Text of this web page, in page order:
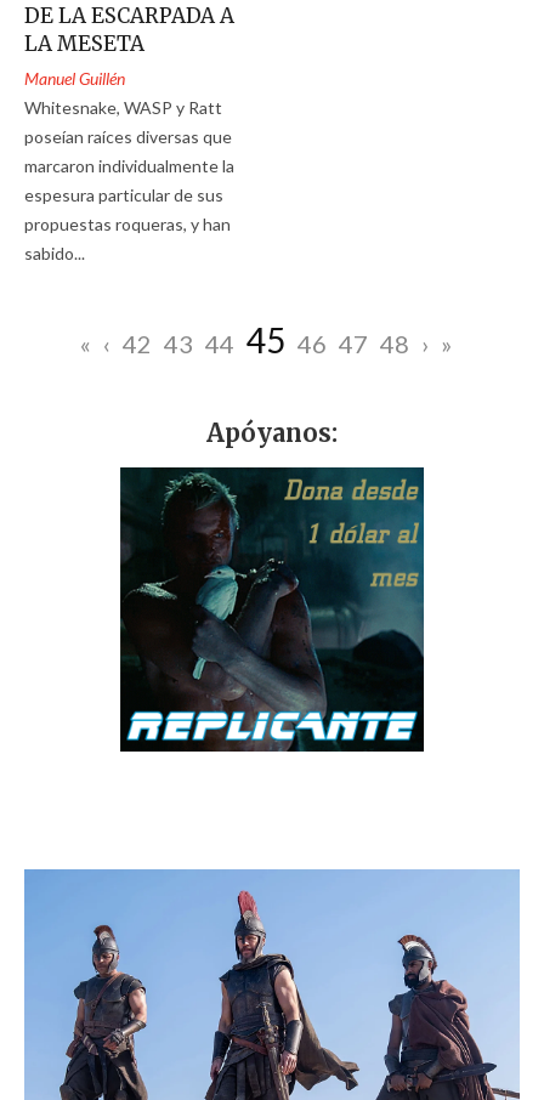
DE LA ESCARPADA A
LA MESETA
Manuel Guillén
Whitesnake, WASP y Ratt
poseían raíces diversas que
marcaron individualmente la
espesura particular de sus
propuestas roqueras, y han
sabido...
« ‹ 42 43 44 45 46 47 48 › »
Apóyanos: